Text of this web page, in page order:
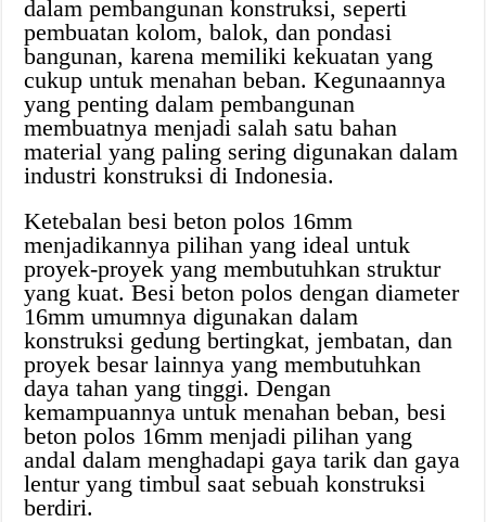
dalam pembangunan konstruksi, seperti
pembuatan kolom, balok, dan pondasi
bangunan, karena memiliki kekuatan yang
cukup untuk menahan beban. Kegunaannya
yang penting dalam pembangunan
membuatnya menjadi salah satu bahan
material yang paling sering digunakan dalam
industri konstruksi di Indonesia.
Ketebalan besi beton polos 16mm
menjadikannya pilihan yang ideal untuk
proyek-proyek yang membutuhkan struktur
yang kuat. Besi beton polos dengan diameter
16mm umumnya digunakan dalam
konstruksi gedung bertingkat, jembatan, dan
proyek besar lainnya yang membutuhkan
daya tahan yang tinggi. Dengan
kemampuannya untuk menahan beban, besi
beton polos 16mm menjadi pilihan yang
andal dalam menghadapi gaya tarik dan gaya
lentur yang timbul saat sebuah konstruksi
berdiri.